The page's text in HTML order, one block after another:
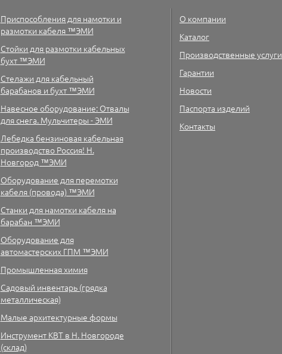
О компании
Каталог
Производственные услуги
Гарантии
Новости
Паспорта изделий
Контакты
Приспособления для намотки и
размотки кабеля ™ЭМИ
Cтойки для размотки кабельных
бухт ™ЭМИ
Стелажи для кабельный
барабанов и бухт ™ЭМИ
Навесное оборудование: Отвалы
для снега. Мульчитеры - ЭМИ
Лебедка бензиновая кабельная
производство Россия! Н.
Новгород ™ЭМИ
Оборудование для перемотки
кабеля (провода) ™ЭМИ
Станки для намотки кабеля на
барабан ™ЭМИ
Оборудование для
автомастерских ГПМ ™ЭМИ
Промышленная химия
Садовый инвентарь (грядка
металлическая)
Малые архитектурные формы
Инструмент КВТ в Н. Новгороде
(склад)